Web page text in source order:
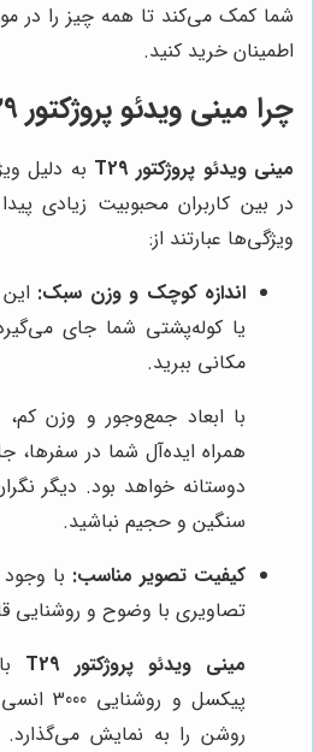
شما کمک می‌کند تا همه چیز را در
اطمینان خرید کنید.
چرا مینی ویدئو پروژکتور T29؟
مینی ویدئو پروژکتور T29
به دلیل
در بین کاربران محبوبیت زیادی
ویژگی‌ها عبارتند از:
اندازه کوچک و وزن سبک:
یا کوله‌پشتی شما جای
مکانی ببرید.
با ابعاد جمع‌وجور و وزن کم،
همراه ایده‌آل شما در
دوستانه خواهد بود. دیگر
سنگین و حجیم نباشید.
کیفیت تصویر مناسب: با وجود
تصاویری با وضوح و روشنایی
مینی ویدئو پروژکتور T29
پیکسل
روشن را به نمایش